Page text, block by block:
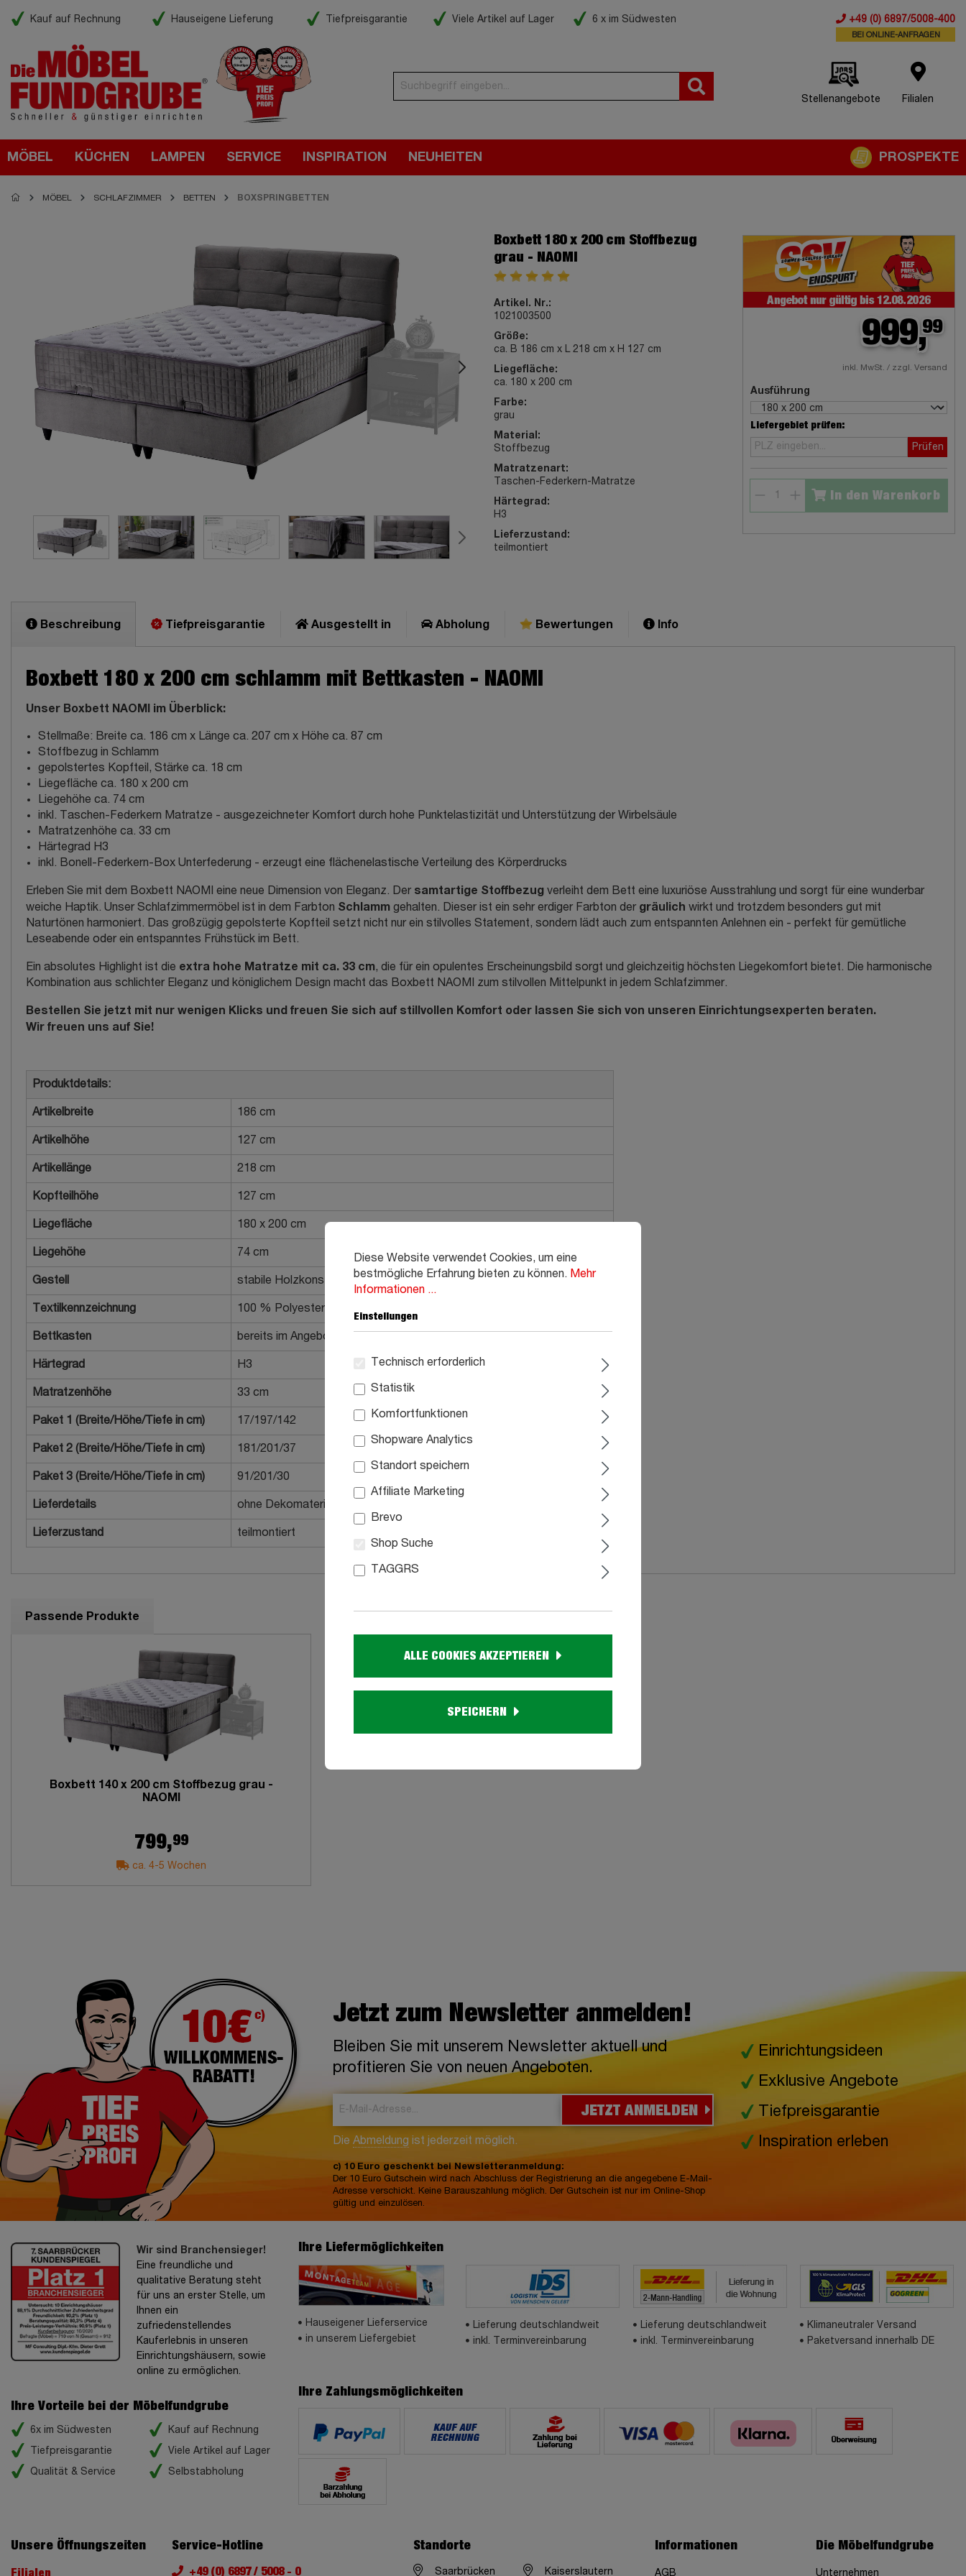
Kauf auf Rechnung Hauseigene Lieferung Tiefpreisgarantie Viele Artikel auf Lager 6 x im Südwesten +49 (0) 6897/5008-400
BEI ONLINE-ANFRAGEN
Stellenangebote Filialen
MÖBEL KÜCHEN LAMPEN SERVICE INSPIRATION NEUHEITEN PROSPEKTE
MÖBEL SCHLAFZIMMER BETTEN BOXSPRINGBETTEN
Boxbett 180 x 200 cm Stoffbezug
grau - NAOMI
Artikel. Nr.:
1021003500
Größe:
ca. B 186 cm x L 218 cm x H 127 cm
Liegefläche:
ca. 180 x 200 cm
Farbe:
grau
Material:
Stoffbezug
Matratzenart:
Taschen-Federkern-Matratze
Härtegrad:
H3
Lieferzustand:
teilmontiert
999,99
inkl. MwSt. / zzgl. Versand
Ausführung
Liefergebiet prüfen:
Prüfen
In den Warenkorb
Beschreibung Tiefpreisgarantie Ausgestellt in Abholung Bewertungen Info
Boxbett 180 x 200 cm schlamm mit Bettkasten - NAOMI
Unser Boxbett NAOMI im Überblick:
Stellmaße: Breite ca. 186 cm x Länge ca. 207 cm x Höhe ca. 87 cm
Stoffbezug in Schlamm
gepolstertes Kopfteil, Stärke ca. 18 cm
Liegefläche ca. 180 x 200 cm
Liegehöhe ca. 74 cm
inkl. Taschen-Federkern Matratze - ausgezeichneter Komfort durch hohe Punktelastizität und Unterstützung der Wirbelsäule
Matratzenhöhe ca. 33 cm
Härtegrad H3
inkl. Bonell-Federkern-Box Unterfederung - erzeugt eine flächenelastische Verteilung des Körperdrucks
Erleben Sie mit dem Boxbett NAOMI eine neue Dimension von Eleganz. Der samtartige Stoffbezug verleiht dem Bett eine luxuriöse Ausstrahlung und sorgt für eine wunderbar
weiche Haptik. Unser Schlafzimmermöbel ist in dem Farbton Schlamm gehalten. Dieser ist ein sehr erdiger Farbton der gräulich wirkt und trotzdem besonders gut mit
Naturtönen harmoniert. Das großzügig gepolsterte Kopfteil setzt nicht nur ein stilvolles Statement, sondern lädt auch zum entspannten Anlehnen ein - perfekt für gemütliche
Leseabende oder ein entspanntes Frühstück im Bett.
Ein absolutes Highlight ist die extra hohe Matratze mit ca. 33 cm, die für ein opulentes Erscheinungsbild sorgt und gleichzeitig höchsten Liegekomfort bietet. Die harmonische
Kombination aus schlichter Eleganz und königlichem Design macht das Boxbett NAOMI zum stilvollen Mittelpunkt in jedem Schlafzimmer.
Bestellen Sie jetzt mit nur wenigen Klicks und freuen Sie sich auf stillvollen Komfort oder lassen Sie sich von unseren Einrichtungsexperten beraten.
Wir freuen uns auf Sie!
Produktdetails:
Artikelbreite 186 cm
Artikelhöhe 127 cm
Artikellänge 218 cm
Kopfteilhöhe 127 cm
Liegefläche 180 x 200 cm
Liegehöhe 74 cm
Gestell stabile Holzkonstruktion
Textilkennzeichnung 100 % Polyester
Bettkasten bereits im Angebot enthalten
Härtegrad H3
Matratzenhöhe 33 cm
Paket 1 (Breite/Höhe/Tiefe in cm) 17/197/142
Paket 2 (Breite/Höhe/Tiefe in cm) 181/201/37
Paket 3 (Breite/Höhe/Tiefe in cm) 91/201/30
Lieferdetails ohne Dekomaterial, ohne Nachttisch
Lieferzustand teilmontiert
Passende Produkte
Boxbett 140 x 200 cm Stoffbezug grau -
NAOMI
799,99
ca. 4-5 Wochen
Jetzt zum Newsletter anmelden!
Bleiben Sie mit unserem Newsletter aktuell und
profitieren Sie von neuen Angeboten.
JETZT ANMELDEN
Die Abmeldung ist jederzeit möglich.
c) 10 Euro geschenkt bei Newsletteranmeldung:
Der 10 Euro Gutschein wird nach Abschluss der Registrierung an die angegebene E-Mail-
Adresse verschickt. Keine Barauszahlung möglich. Der Gutschein ist nur im Online-Shop
gültig und einzulösen.
Einrichtungsideen
Exklusive Angebote
Tiefpreisgarantie
Inspiration erleben
Wir sind Branchensieger!
Eine freundliche und
qualitative Beratung steht
für uns an erster Stelle, um
Ihnen ein
zufriedenstellendes
Kauferlebnis in unseren
Einrichtungshäusern, sowie
online zu ermöglichen.
Ihre Vorteile bei der Möbelfundgrube
6x im Südwesten
Tiefpreisgarantie
Qualität & Service
Kauf auf Rechnung
Viele Artikel auf Lager
Selbstabholung
Ihre Liefermöglichkeiten
Hauseigener Lieferservice
in unserem Liefergebiet
Lieferung deutschlandweit
inkl. Terminvereinbarung
Lieferung deutschlandweit
inkl. Terminvereinbarung
Klimaneutraler Versand
Paketversand innerhalb DE
Ihre Zahlungsmöglichkeiten
Unsere Öffnungszeiten
Filialen
Service-Hotline
+49 (0) 6897 / 5008 - 0
Standorte
Saarbrücken Kaiserslautern
Informationen
AGB
Die Möbelfundgrube
Unternehmen
Diese Website verwendet Cookies, um eine
bestmögliche Erfahrung bieten zu können. Mehr
Informationen ...
Einstellungen
Technisch erforderlich
Statistik
Komfortfunktionen
Shopware Analytics
Standort speichern
Affiliate Marketing
Brevo
Shop Suche
TAGGRS
ALLE COOKIES AKZEPTIEREN
SPEICHERN